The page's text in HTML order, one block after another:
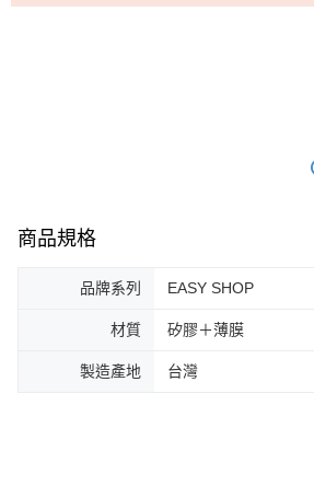
商品規格
品牌系列 EASY SHOP
材質 矽膠＋薄膜
製造產地 台灣